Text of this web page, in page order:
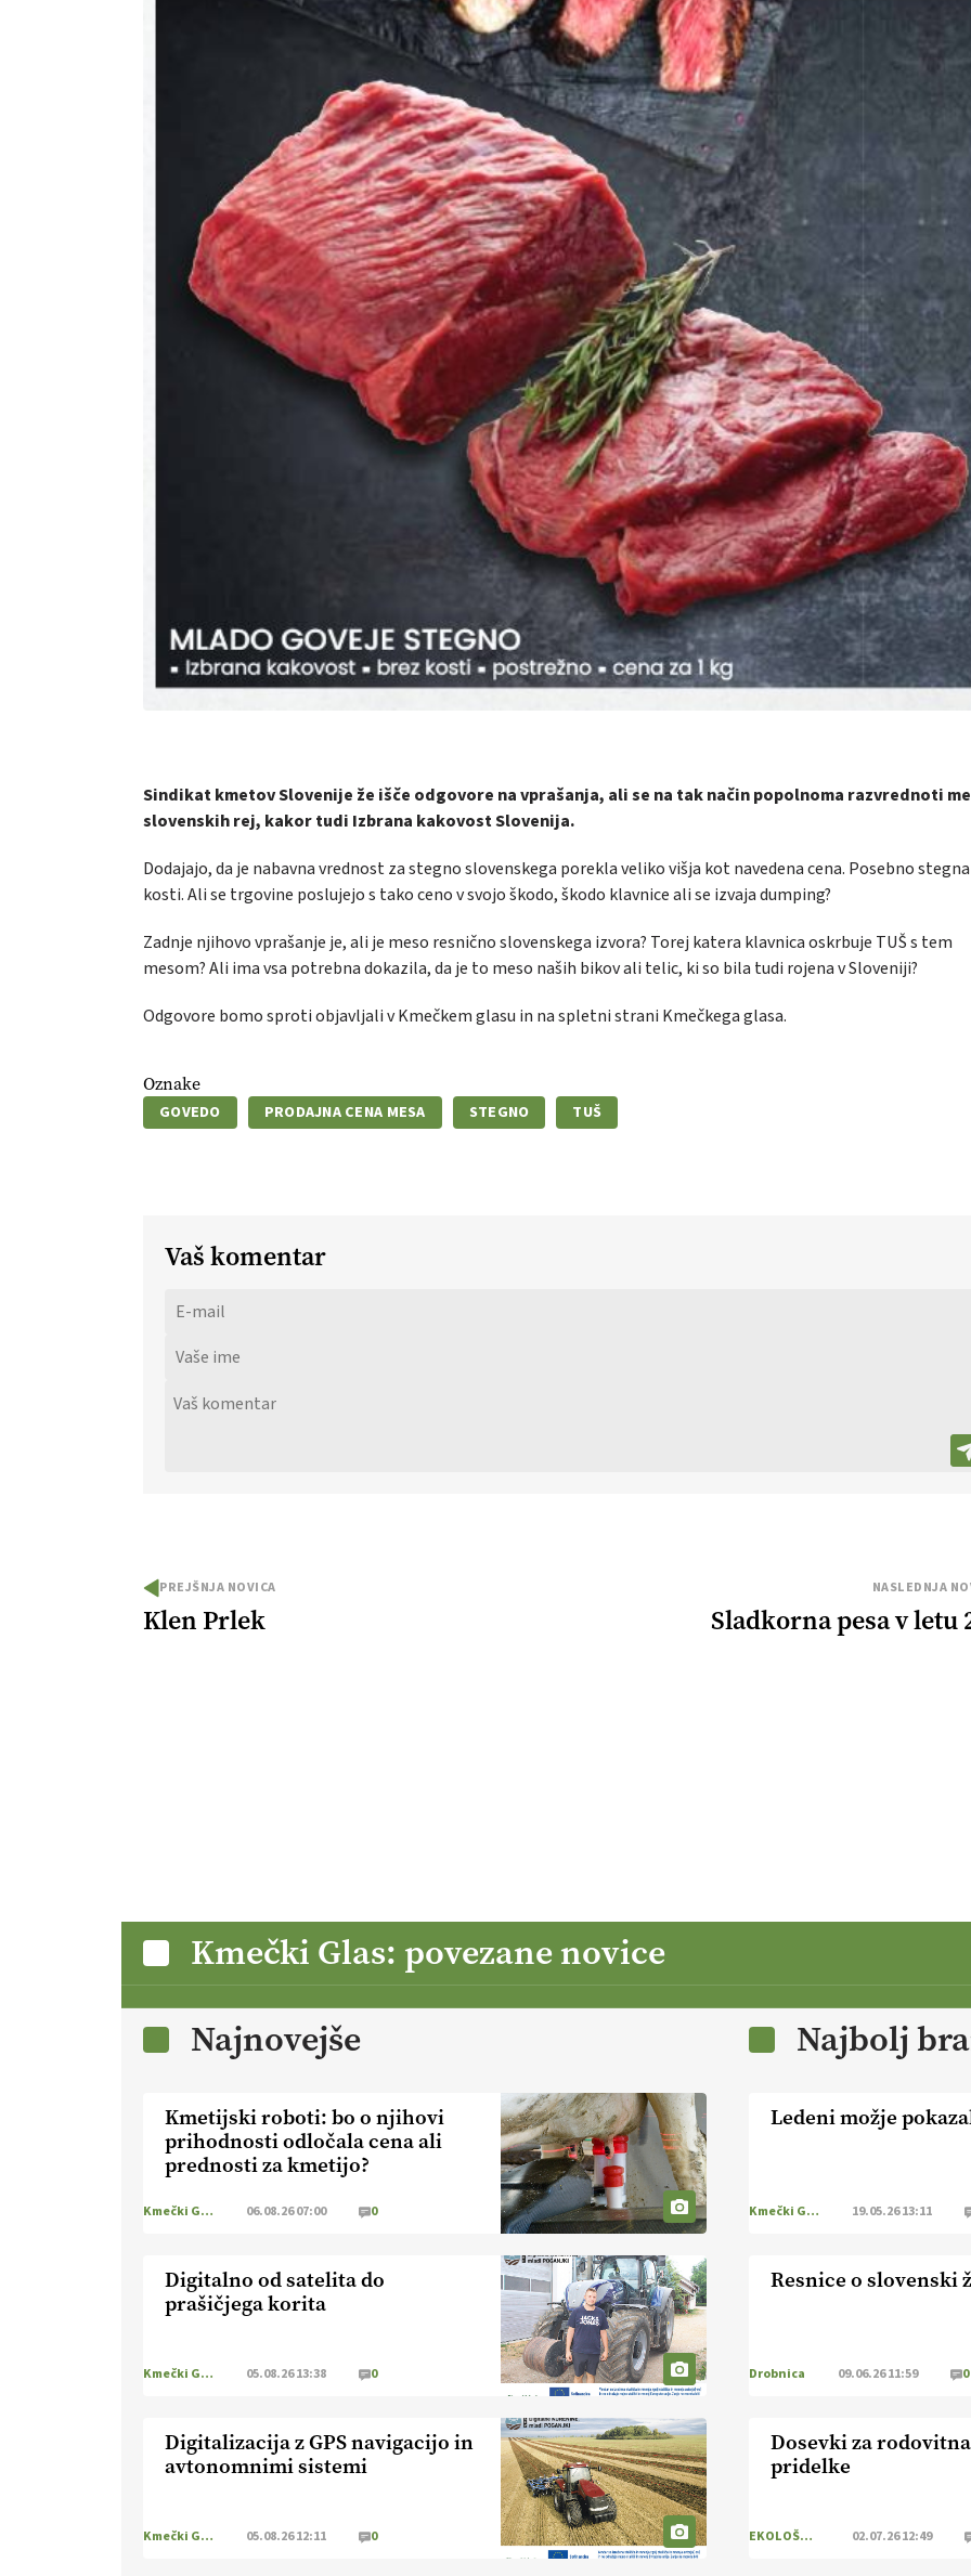
Sindikat kmetov Slovenije že išče odgovore na vprašanja, ali se na tak način popolnoma razvrednoti
slovenskih rej, kakor tudi Izbrana kakovost Slovenija.
Dodajajo, da je nabavna vrednost za stegno slovenskega porekla veliko višja kot navedena cena. Posebno
kosti. Ali se trgovine poslujejo s tako ceno v svojo škodo, škodo klavnice ali se izvaja dumping?
Zadnje njihovo vprašanje je, ali je meso resnično slovenskega izvora? Torej katera klavnica oskrbuje TUŠ s tem
mesom? Ali ima vsa potrebna dokazila, da je to meso naših bikov ali telic, ki so bila tudi rojena v Sloveniji?
Odgovore bomo sproti objavljali v Kmečkem glasu in na spletni strani Kmečkega glasa.
Oznake
GOVEDO PRODAJNA CENA MESA STEGNO TUŠ
Vaš komentar
PREJŠNJA NOVICA
Klen Prlek
NASLEDNJA
Sladkorna pesa v letu
Kmečki Glas: povezane novice
Najnovejše
Kmetijski roboti: bo o njihovi
prihodnosti odločala cena ali
prednosti za kmetijo?
Kmečki Glas 06.08.26 07:00 0
Digitalno od satelita do
prašičjega korita
Kmečki Glas 05.08.26 13:38 0
Digitalizacija z GPS navigacijo in
avtonomnimi sistemi
Kmečki Glas 05.08.26 12:11 0
Najbolj
Ledeni možje
Kmečki Glas 19.05.26 13:11
Resnice o slovenski
Drobnica 09.06.26 11:59 0
Dosevki za
pridelke
EKOLOŠKO LOGIČNO 02.07.26 12:49